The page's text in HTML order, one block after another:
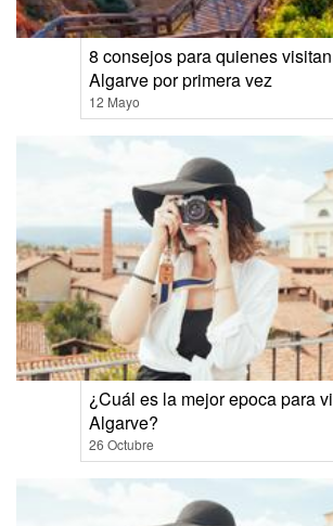
8 consejos para quienes
Algarve por primera vez
12 Mayo
¿Cuál es la mejor epoca para
Algarve?
26 Octubre